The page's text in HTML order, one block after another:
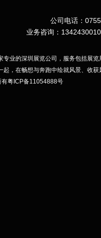
公司电话：
业务咨询：
业的深圳展览公司，服务包括展
，在畅想与奔跑中绘就风景、收获
有粤ICP备11054888号